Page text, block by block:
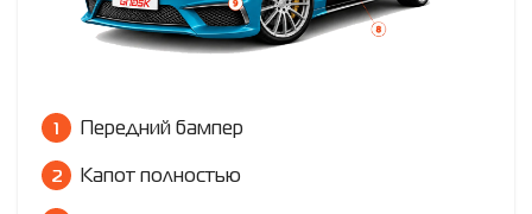
Передний бампер
Капот полностью